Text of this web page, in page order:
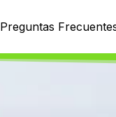
Preguntas